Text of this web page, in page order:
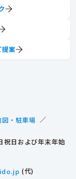
図・駐車場 ／
日および年末年始
(代)
提案